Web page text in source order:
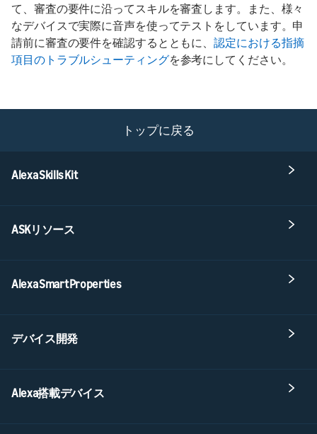
て、審査の要件に沿ってスキルを審査します。また、様々
なデバイスで実際に音声を使ってテストをしています。申
請前に審査の要件を確認するとともに、認定における指摘
項目のトラブルシューティングを参考にしてください。
トップに戻る
Alexa Skills Kit
ASKリソース
Alexa Smart Properties
デバイス開発
Alexa搭載デバイス